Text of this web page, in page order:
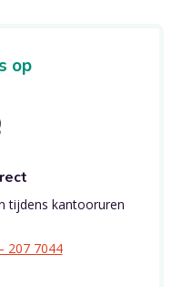
op
tijdens kantooruren
207 7044